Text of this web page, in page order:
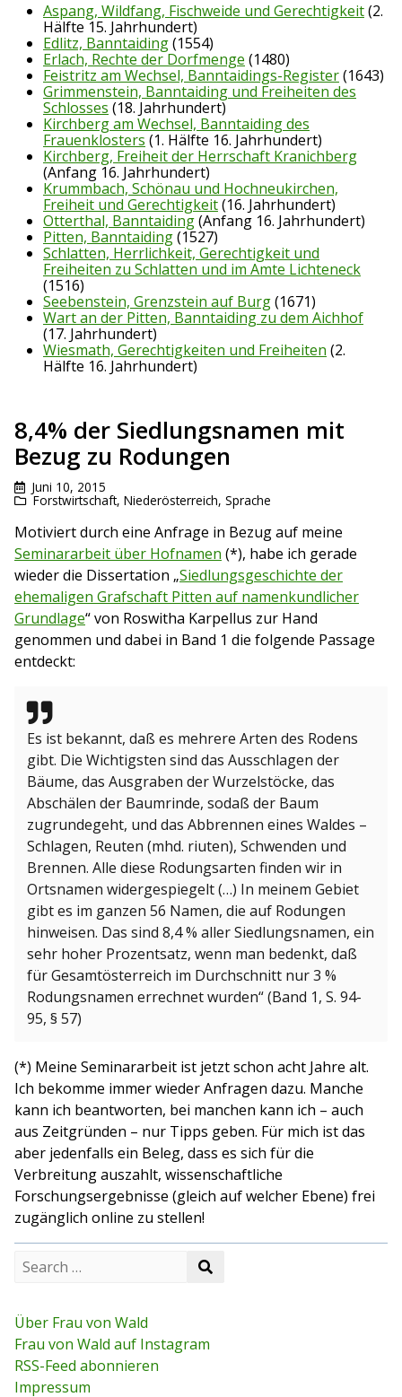
Aspang, Wildfang, Fischweide und Gerechtigkeit(2.
Hälfte 15. Jahrhundert)
Edlitz, Banntaiding(1554)
Erlach, Rechte der Dorfmenge (1480)
Feistritz am Wechsel, Banntaidings-Register(1643)
Grimmenstein, Banntaiding und Freiheiten des
Schlosses (18. Jahrhundert)
Kirchberg am Wechsel, Banntaiding des
Frauenklosters (1. Hälfte 16. Jahrhundert)
Kirchberg, Freiheit der Herrschaft Kranichberg
(Anfang 16. Jahrhundert)
Krummbach, Schönau und Hochneukirchen,
Freiheit und Gerechtigkeit(16. Jahrhundert)
Otterthal, Banntaiding(Anfang 16. Jahrhundert)
Pitten, Banntaiding(1527)
Schlatten, Herrlichkeit, Gerechtigkeit und
Freiheiten zu Schlatten und im Amte Lichteneck
(1516)
Seebenstein, Grenzstein auf Burg(1671)
Wart an der Pitten, Banntaiding zu dem Aichhof
(17. Jahrhundert)
Wiesmath, Gerechtigkeiten und Freiheiten (2.
Hälfte 16. Jahrhundert)
8,4% der Siedlungsnamen mit
Bezug zu Rodungen
Juni 10, 2015
Forstwirtschaft, Niederösterreich, Sprache
Motiviert durch eine Anfrage in Bezug auf meine
Seminararbeit über Hofnamen (*), habe ich gerade
wieder die Dissertation „Siedlungsgeschichte der
ehemaligen Grafschaft Pitten auf namenkundlicher
Grundlage“ von Roswitha Karpellus zur Hand
genommen und dabei in Band 1 die folgende Passage
entdeckt:
Es ist bekannt, daß es mehrere Arten des Rodens
gibt. Die Wichtigsten sind das Ausschlagen der
Bäume, das Ausgraben der Wurzelstöcke, das
Abschälen der Baumrinde, sodaß der Baum
zugrundegeht, und das Abbrennen eines Waldes –
Schlagen, Reuten (mhd. riuten), Schwenden und
Brennen. Alle diese Rodungsarten finden wir in
Ortsnamen widergespiegelt (…) In meinem Gebiet
gibt es im ganzen 56 Namen, die auf Rodungen
hinweisen. Das sind 8,4 % aller Siedlungsnamen, ein
sehr hoher Prozentsatz, wenn man bedenkt, daß
für Gesamtösterreich im Durchschnitt nur 3 %
Rodungsnamen errechnet wurden“ (Band 1, S. 94-
95, § 57)
(*) Meine Seminararbeit ist jetzt schon acht Jahre alt.
Ich bekomme immer wieder Anfragen dazu. Manche
kann ich beantworten, bei manchen kann ich – auch
aus Zeitgründen – nur Tipps geben. Für mich ist das
aber jedenfalls ein Beleg, dass es sich für die
Verbreitung auszahlt, wissenschaftliche
Forschungsergebnisse (gleich auf welcher Ebene) frei
zugänglich online zu stellen!
c
h
f
o
r
Über Frau von Wald
Frau von Wald auf Instagram
RSS-Feed abonnieren
Impressum